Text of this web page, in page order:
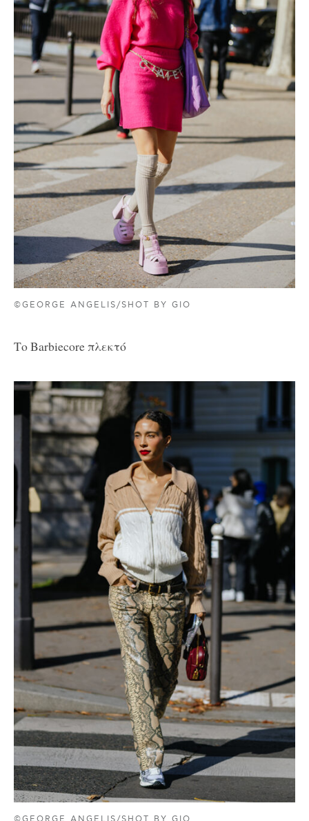
©GEORGE ANGELIS/SHOT BY GIO
Το Barbiecore πλεκτό